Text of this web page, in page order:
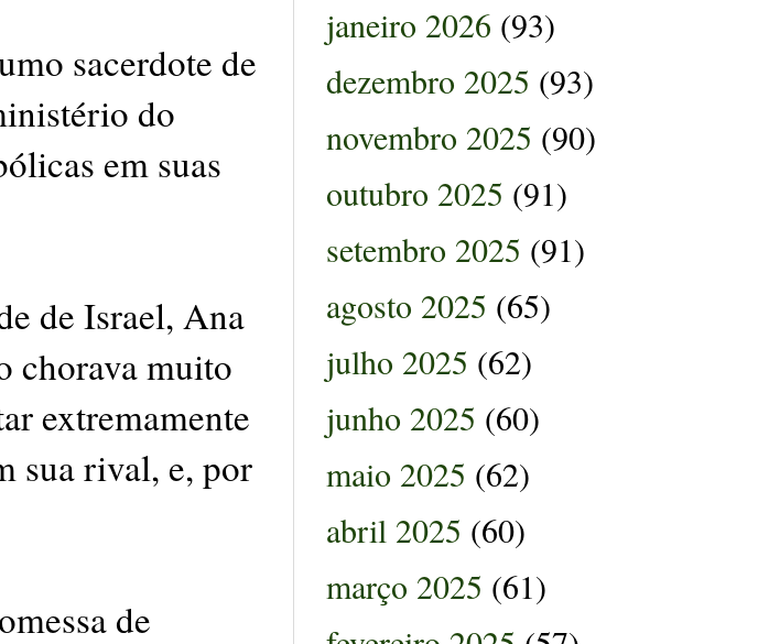
sacerdote de
do
em suas
de Israel, Ana
chorava muito
extremamente
sua rival, e, por
de
janeiro 2026 (93)
dezembro 2025 (93)
novembro 2025 (90)
outubro 2025 (91)
setembro 2025 (91)
agosto 2025 (65)
julho 2025 (62)
junho 2025 (60)
maio 2025 (62)
abril 2025 (60)
março 2025 (61)